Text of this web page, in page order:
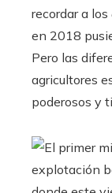
recordar a los
en 2018
Pero las
agricultores
poderosos y